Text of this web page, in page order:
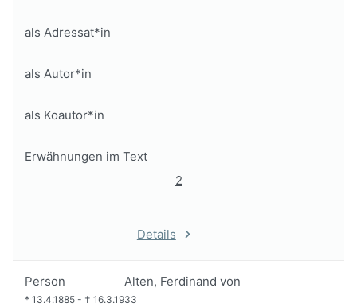
als Adressat*in
als Autor*in
als Koautor*in
Erwähnungen im Text
2
Details
Person Alten, Ferdinand von
* 13.4.1885 - † 16.3.1933